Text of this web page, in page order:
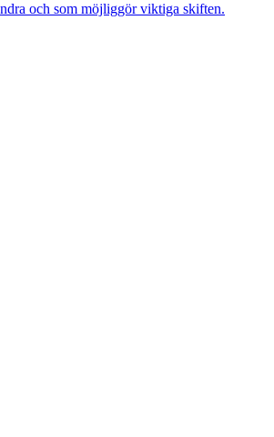
och som möjliggör viktiga skiften.